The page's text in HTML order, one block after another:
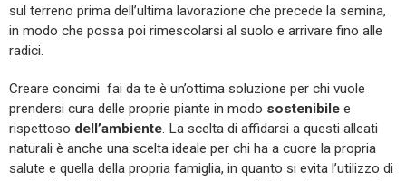
sul terreno prima dell’ultima lavorazione che precede la semina,
in modo che possa poi rimescolarsi al suolo e arrivare fino alle
radici.
Creare concimi fai da te è un’ottima soluzione per chi vuole
prendersi cura delle proprie piante in modo sostenibile e
rispettoso dell’ambiente. La scelta di affidarsi a questi alleati
naturali è anche una scelta ideale per chi ha a cuore la propria
salute e quella della propria famiglia, in quanto si evita l’utilizzo di